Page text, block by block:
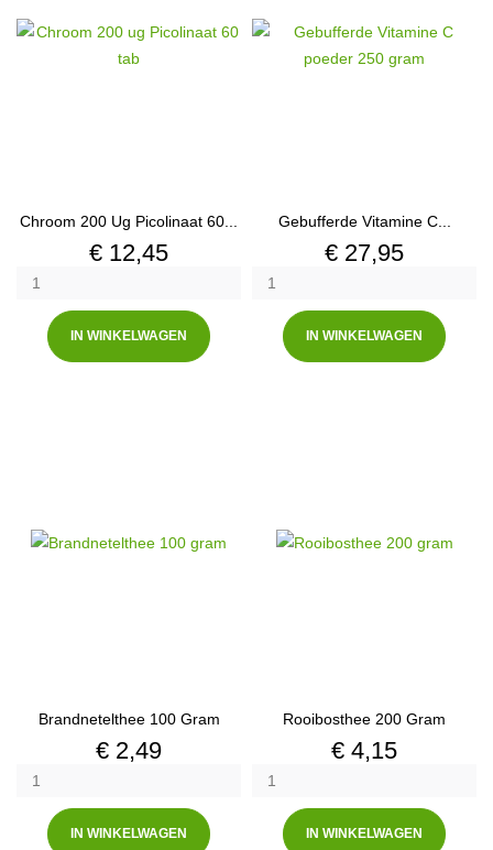
Chroom 200 Ug Picolinaat 60...
Prijs
€ 12,45
IN WINKELWAGEN
Gebufferde Vitamine C...
Prijs
€ 27,95
IN WINKELWAGEN
Brandnetelthee 100 Gram
Prijs
€ 2,49
IN WINKELWAGEN
Rooibosthee 200 Gram
Prijs
€ 4,15
IN WINKELWAGEN